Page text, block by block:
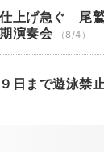
上げ急ぐ 尾
演奏会
（8/4）
日まで遊泳禁